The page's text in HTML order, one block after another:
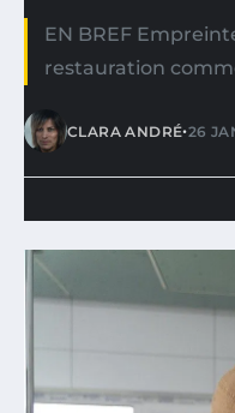
EN BREF
restauration
CLARA ANDRÉ•26